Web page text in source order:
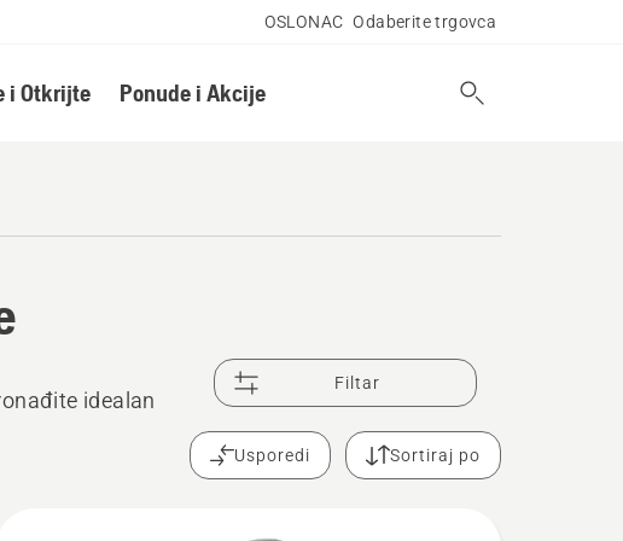
OSLONAC Odaberite trgovca
i Otkrijte Ponude i Akcije
idealan
Filtar
Usporedi Sortiraj po